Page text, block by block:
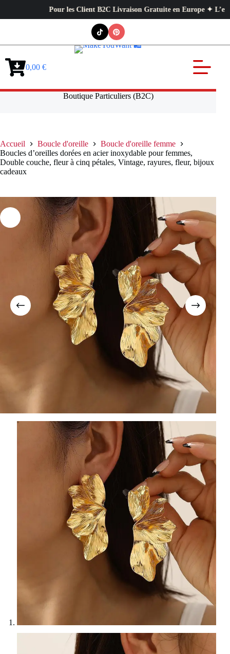
Pour les Client B2C Livraison Gratuite en Europe ✦
Panier0,00 €
Boutique Particuliers (B2C)
Accueil Boucle d'oreille
Boucle d'oreille femme
Boucles d’oreilles dorées en acier inoxydable pour femmes,
Double couche, fleur à cinq pétales, Vintage, rayures, fleur, bijoux
cadeaux